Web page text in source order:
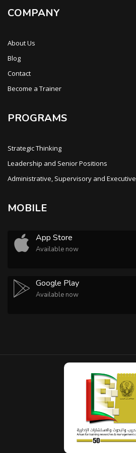
COMPANY
About Us
Blog
Contact
Become a Trainer
PROGRAMS
Strategic Thinking
Leadership and Senior Positions
Administrative, Supervisory and Executive
MOBILE
App Store
Available now
Google Play
Available now